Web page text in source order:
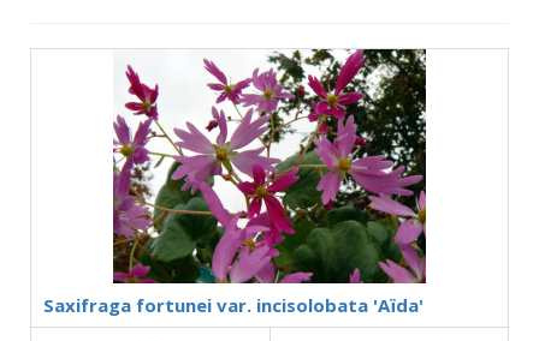
Saxifraga fortunei var. incisolobata 'Aïda'